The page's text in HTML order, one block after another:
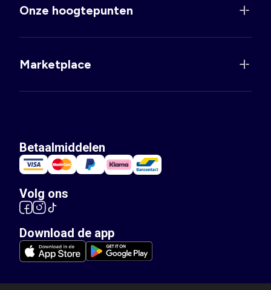
Onze hoogtepunten
Marketplace
Betaalmiddelen
Volg ons
Download de app